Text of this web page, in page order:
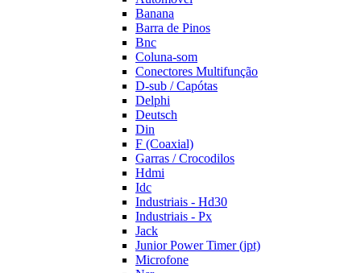
Banana
Barra de Pinos
Bnc
Coluna-som
Conectores Multifunção
D-sub / Capótas
Delphi
Deutsch
Din
F (Coaxial)
Garras / Crocodilos
Hdmi
Idc
Industriais - Hd30
Industriais - Px
Jack
Junior Power Timer (jpt)
Microfone